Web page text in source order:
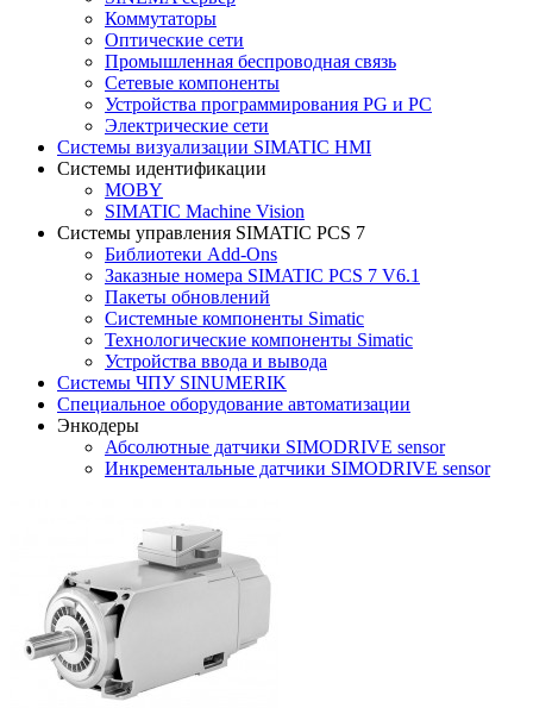
Коммутаторы
Оптические сети
Промышленная беспроводная связь
Сетевые компоненты
Устройства программирования PG и PC
Электрические сети
Системы визуализации SIMATIC HMI
Системы идентификации
MOBY
SIMATIC Machine Vision
Системы управления SIMATIC PCS 7
Библиотеки Add-Ons
Заказные номера SIMATIC PCS 7 V6.1
Пакеты обновлений
Системные компоненты Simatic
Технологические компоненты Simatic
Устройства ввода и вывода
Системы ЧПУ SINUMERIK
Специальное оборудование автоматизации
Энкодеры
Абсолютные датчики SIMODRIVE sensor
Инкрементальные датчики SIMODRIVE sensor